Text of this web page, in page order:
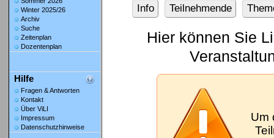
Winter 2025/26
Archiv
Suche
Zeitenplan
Dozentenplan
Hilfe
Fragen & Antworten
Kontakt
Über ViLI
Impressum
Datenschutzhinweise
Info Teilnehmende
Hier können Sie
Um